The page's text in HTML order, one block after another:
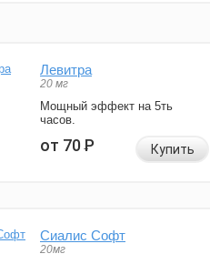
Левитра
20 мг
Мощный эффект на 5ть
часов.
от 70Р Купить
Сиалис Софт
20мг